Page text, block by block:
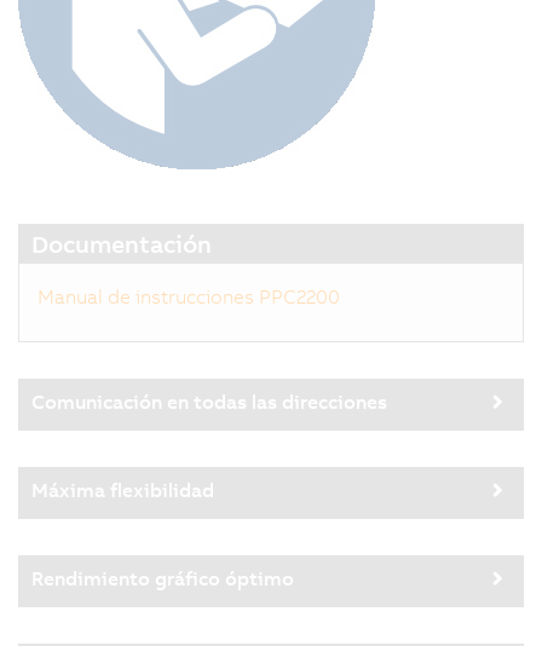
Documentación
Manual de instrucciones PPC2200
Comunicación en todas las direcciones
Máxima flexibilidad
Rendimiento gráfico óptimo